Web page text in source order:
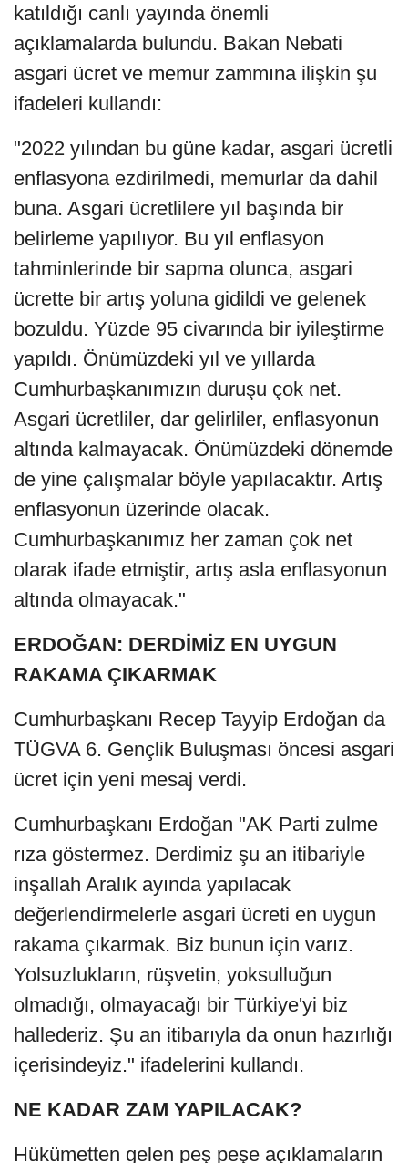
katıldığı canlı yayında önemli
açıklamalarda bulundu. Bakan Nebati
asgari ücret ve memur zammına ilişkin şu
ifadeleri kullandı:
"2022 yılından bu güne kadar, asgari ücretli
enflasyona ezdirilmedi, memurlar da dahil
buna. Asgari ücretlilere yıl başında bir
belirleme yapılıyor. Bu yıl enflasyon
tahminlerinde bir sapma olunca, asgari
ücrette bir artış yoluna gidildi ve gelenek
bozuldu. Yüzde 95 civarında bir iyileştirme
yapıldı. Önümüzdeki yıl ve yıllarda
Cumhurbaşkanımızın duruşu çok net.
Asgari ücretliler, dar gelirliler, enflasyonun
altında kalmayacak. Önümüzdeki dönemde
de yine çalışmalar böyle yapılacaktır. Artış
enflasyonun üzerinde olacak.
Cumhurbaşkanımız her zaman çok net
olarak ifade etmiştir, artış asla enflasyonun
altında olmayacak."
ERDOĞAN: DERDİMİZ EN UYGUN
RAKAMA ÇIKARMAK
Cumhurbaşkanı Recep Tayyip Erdoğan da
TÜGVA 6. Gençlik Buluşması öncesi asgari
ücret için yeni mesaj verdi.
Cumhurbaşkanı Erdoğan "AK Parti zulme
rıza göstermez. Derdimiz şu an itibariyle
inşallah Aralık ayında yapılacak
değerlendirmelerle asgari ücreti en uygun
rakama çıkarmak. Biz bunun için varız.
Yolsuzlukların, rüşvetin, yoksulluğun
olmadığı, olmayacağı bir Türkiye'yi biz
hallederiz. Şu an itibarıyla da onun hazırlığı
içerisindeyiz." ifadelerini kullandı.
NE KADAR ZAM YAPILACAK?
Hükümetten gelen peş peşe açıklamaların